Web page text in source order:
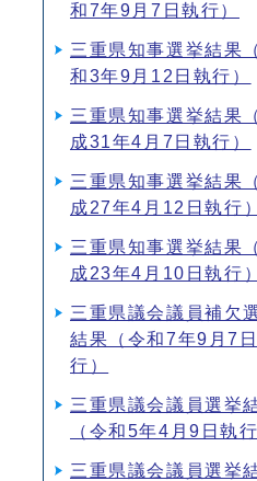
和7年9月7日執行）
三重県知事選挙結果
和3年9月12日執行）
三重県知事選挙結果
成31年4月7日執行）
三重県知事選挙結果
成27年4月12日執行）
三重県知事選挙結果
成23年4月10日執行）
三重県議会議員補欠
結果（令和7年9月7
行）
三重県議会議員選挙
（令和5年4月9日執行
三重県議会議員選挙